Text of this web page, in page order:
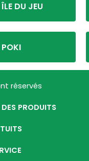
ÎLE DU JEU
POKI
réservés
PRODUITS